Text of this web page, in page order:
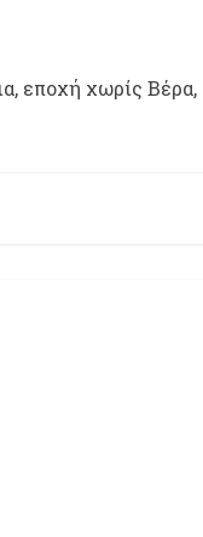
εποχή χωρίς Βέρα,